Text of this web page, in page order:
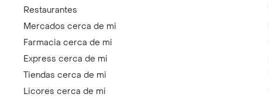
Restaurantes
Mercados cerca de mi
Farmacia cerca de mi
Express cerca de mi
Tiendas cerca de mi
Licores cerca de mi